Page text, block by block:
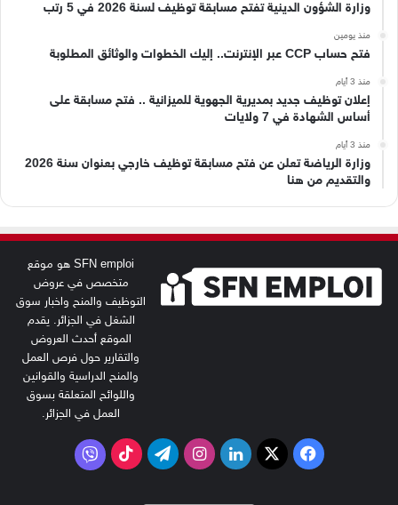
وزارة الشؤون الدينية تفتح مسابقة توظيف لسنة 2026 في 5 رتب
منذ يومين
فتح حساب CCP عبر الإنترنت.. إليك الخطوات والوثائق المطلوبة
منذ 3 أيام
إعلان توظيف جديد بمديرية الجهوية للميزانية .. فتح مسابقة على
أساس الشهادة في 7 ولايات
منذ 3 أيام
وزارة الرياضة تعلن عن فتح مسابقة توظيف خارجي بعنوان سنة 2026
والتقديم من هنا
SFN emploi هو موقع
متخصص في عروض
التوظيف والمنح واخبار سوق
الشغل في الجزائر. يقدم
الموقع أحدث العروض
والتقارير حول فرص العمل
والمنح الدراسية والقوانين
واللوائح المتعلقة بسوق
العمل في الجزائر.
فيسبوك
‫X لينكدإنانستقرامتيلقرام‫TikTokفايبر